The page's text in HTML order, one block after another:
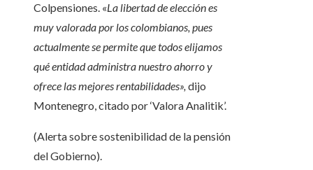
Colpensiones. «La libertad de elección es
muy valorada por los colombianos, pues
actualmente se permite que todos elijamos
qué entidad administra nuestro ahorro y
ofrece las mejores rentabilidades», dijo
Montenegro, citado por ‘Valora Analitik’.
(Alerta sobre sostenibilidad de la pensión
del Gobierno).